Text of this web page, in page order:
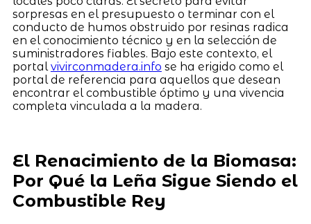
sorpresas en el presupuesto o terminar con el
conducto de humos obstruido por resinas radica
en el conocimiento técnico y en la selección de
suministradores fiables. Bajo este contexto, el
portalvivirconmadera.info se ha erigido como el
portal de referencia para aquellos que desean
encontrar el combustible óptimo y una vivencia
completa vinculada a la madera.
El Renacimiento de la Biomasa:
Por Qué la Leña Sigue Siendo el
Combustible Rey